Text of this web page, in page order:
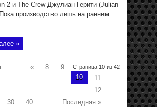
2 и The Crew Джулиан Герити (Julian
производство лишь на раннем
»
Страница 10 из 42
... « 8
9
10
11
12
30 40 ... Последняя »